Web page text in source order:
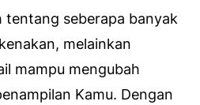
tentang seberapa banyak
melainkan
mampu mengubah
Kamu. Dengan